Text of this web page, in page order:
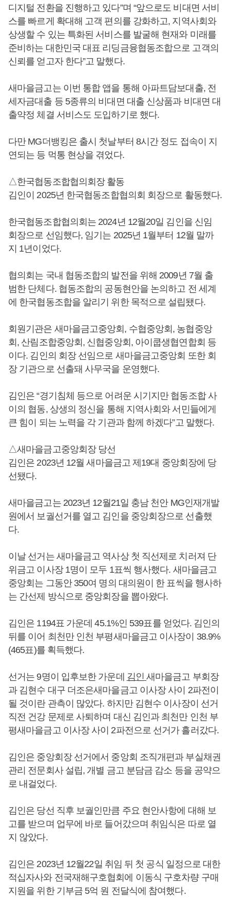
디지털 전환을 진행하고 있다”며 “앞으로도 비대면 서비
스를 빠르게 확대해 고객 편의를 강화하고, 지역사회와
상생할 수 있는 특화된 서비스를 발굴해 현재와 미래를
준비하는 대한민국 대표 리딩금융협동조합으로 고객의
신뢰를 얻고자 한다”고 말했다.
새마을금고는 이번 통합 앱을 통해 아파트담보대출, 전
세자금대출 등 5종류의 비대면 대출 신상품과 비대면 대
출약정 체결 서비스도 도입하기로 했다.
다만 MG더뱅킹은 출시 첫날부터 8시간 정도 접속이 지
연되는 등 먹통 현상을 겪었다.
△한국협동조합협의회장 활동
김인이 2025년 한국협동조합협의회 회장으로 활동했다.
한국협동조합협의회는 2024년 12월20일 김인을 신임
회장으로 선임했다, 임기는 2025년 1월부터 12월 말까
지 1년이었다.
협의회는 국내 협동조합의 발전을 위해 2009년 7월 출
범한 단체다. 협동조합의 공동현안을 논의하고 전 세계
에 한국협동조합을 알리기 위한 목적으로 설립됐다.
회원기관은 새마을금고중앙회, 수협중앙회, 농협중앙
회, 산림조합중앙회, 신협중앙회, 아이쿱생협연합회 등
이다. 김인의 회장 선임으로 새마을금고중앙회 또한 회
장 기관으로 선출돼 사무국을 운영했다.
김인은 “경기침체 등으로 어려운 시기지만 협동조합 사
이의 협동, 상생의 정신을 통해 지역사회와 서민들에게
큰 힘이 되는 노력을 각 기관과 함께 하겠다”고 말했다.
△새마을금고중앙회장 당선
김인은 2023년 12월 새마을금고 제19대 중앙회장에 당
선됐다.
새마을금고는 2023년 12월21일 충남 천안 MG인재개발
원에서 보궐선거를 열고 김인을 중앙회장으로 선출했
다.
이날 선거는 새마을금고 역사상 첫 직선제로 치러져 단
위금고 이사장 1명이 모두 1표씩 행사했다. 새마을금고
중앙회는 그동안 350여 명의 대의원이 한 표씩을 행사하
는 간선제 방식으로 중앙회장을 뽑아왔다.
김인은 1194표 가운데 45.1%인 539표를 얻었다. 김인의
뒤를 이어 최천만 인천 부평새마을금고 이사장이 38.9%
(465표)를 획득했다.
선거는 9명이 입후보한 가운데 김인새마을금고 부회장
과 김현수 대구 더조은새마을금고 이사장 사이 2파전이
될 것이란 관측이 많았다. 하지만 김현수 이사장이 선거
직전 건강 문제로 사퇴하며 대신 김인과 최천만 인천 부
평새마을금고 이사장 사이 2파전으로 선거가 흘러갔다.
김인은 중앙회장 선거에서 중앙회 조직개편과 부실채권
관리 전문회사 설립, 개별 금고 분담금 감소 등을 공약으
로 내걸었다.
김인은 당선 직후 보궐인만큼 주요 현안사항에 대해 보
고를 받으며 업무에 바로 들어갔으며 취임식은 따로 열
지 않았다.
김인은 2023년 12월22일 취임 뒤 첫 공식 일정으로 대한
적십자사와 전국재해구호협회에 이동식 구호차량 구매
지원을 위한 기부금 5억 원 전달식에 참여했다.